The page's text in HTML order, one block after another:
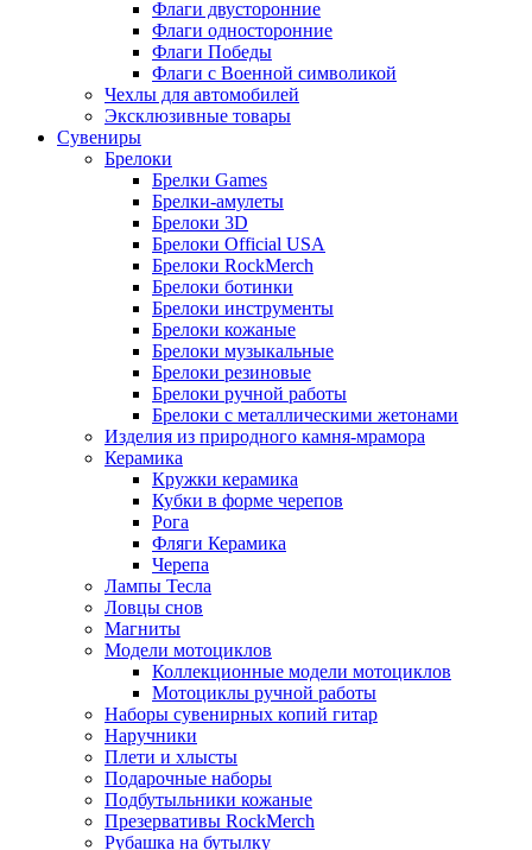
Флаги двусторонние
Флаги односторонние
Флаги Победы
Флаги с Военной символикой
Чехлы для автомобилей
Эксклюзивные товары
Сувениры
Брелоки
Брелки Games
Брелки-амулеты
Брелоки 3D
Брелоки Official USA
Брелоки RockMerch
Брелоки ботинки
Брелоки инструменты
Брелоки кожаные
Брелоки музыкальные
Брелоки резиновые
Брелоки ручной работы
Брелоки с металлическими жетонами
Изделия из природного камня-мрамора
Керамика
Кружки керамика
Кубки в форме черепов
Рога
Фляги Керамика
Черепа
Лампы Тесла
Ловцы снов
Магниты
Модели мотоциклов
Коллекционные модели мотоциклов
Мотоциклы ручной работы
Наборы сувенирных копий гитар
Наручники
Плети и хлысты
Подарочные наборы
Подбутыльники кожаные
Презервативы RockMerch
Рубашка на бутылку